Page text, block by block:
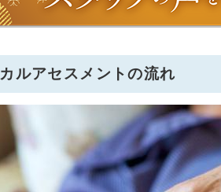
ルアセスメントの流れ